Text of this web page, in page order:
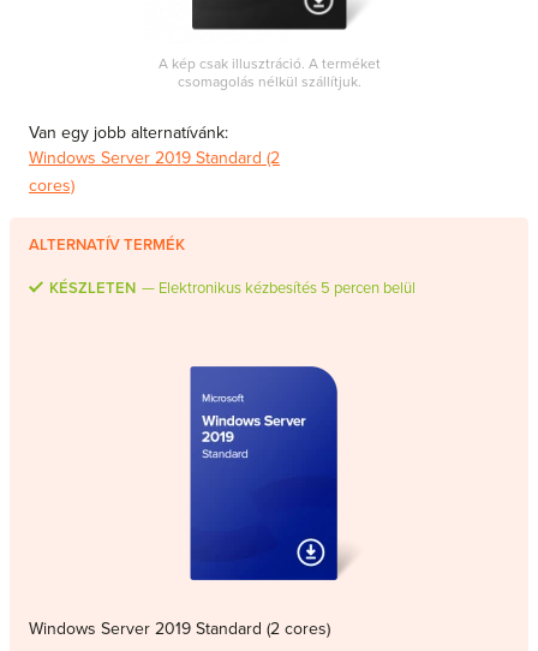
MS Skype for Business Server
MS System Center
Server CALs
A kép csak illusztráció. A terméket
csomagolás nélkül szállítjuk.
Van egy jobb alternatívánk:
Windows Server 2019 Standard (2
cores)
ALTERNATÍV TERMÉK
KÉSZLETEN Elektronikus kézbesítés 5 percen belül
Windows Server 2019 Standard (2 cores)